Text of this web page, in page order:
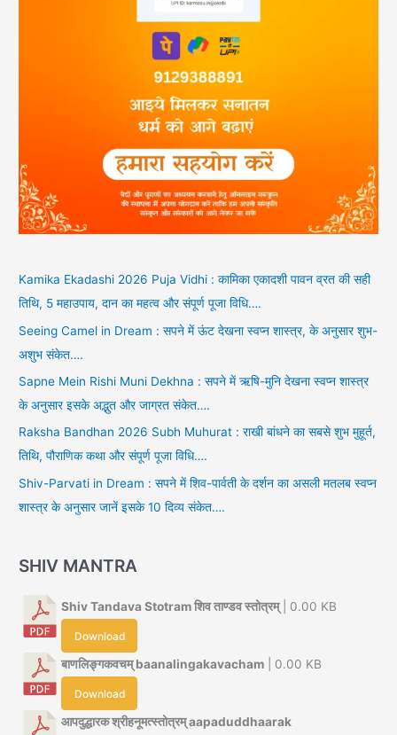
Kamika Ekadashi 2026 Puja Vidhi : कामिका एकादशी पावन व्रत की सही
तिथि, 5 महाउपाय, दान का महत्व और संपूर्ण पूजा विधि….
Seeing Camel in Dream : सपने में ऊंट देखना स्वप्न शास्त्र, के अनुसार शुभ-
अशुभ संकेत….
Sapne Mein Rishi Muni Dekhna : सपने में ऋषि-मुनि देखना स्वप्न शास्त्र
के अनुसार इसके अद्भुत और जाग्रत संकेत….
Raksha Bandhan 2026 Subh Muhurat : राखी बांधने का सबसे शुभ मुहूर्त,
तिथि, पौराणिक कथा और संपूर्ण पूजा विधि….
Shiv-Parvati in Dream : सपने में शिव-पार्वती के दर्शन का असली मतलब स्वप्न
शास्त्र के अनुसार जानें इसके 10 दिव्य संकेत….
SHIV MANTRA
Shiv Tandava Stotram शिव ताण्डव स्तोत्रम्| 0.00 KB
Download
बाणलिङ्गकवचम् baanalingakavacham | 0.00 KB
Download
आपदुद्धारक श्रीहनूमत्स्तोत्रम् aapaduddhaarak